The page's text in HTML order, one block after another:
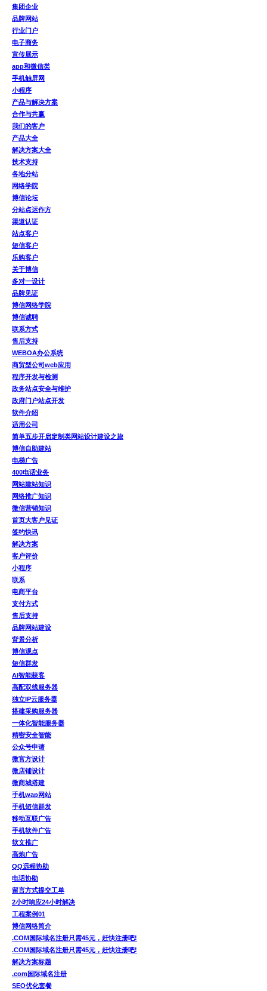
集团企业
品牌网站
行业门户
电子商务
宣传展示
app和微信类
手机触屏网
小程序
产品与解决方案
合作与共赢
我们的客户
产品大全
解决方案大全
技术支持
各地分站
网络学院
博信论坛
分站点运作方
渠道认证
站点客户
短信客户
乐购客户
关于博信
多对一设计
品牌见证
博信网络学院
博信诚聘
联系方式
售后支持
WEBOA办公系统
商贸型公司web应用
程序开发与检测
政务站点安全与维护
政府门户站点开发
软件介绍
适用公司
简单五步开启定制类网站设计建设之旅
博信自助建站
电梯广告
400电话业务
网站建站知识
网络推广知识
微信营销知识
首页大客户见证
签约快讯
解决方案
客户评价
小程序
联系
电商平台
支付方式
售后支持
品牌网站建设
背景分析
博信观点
短信群发
AI智能获客
高配双线服务器
独立IP云服务器
搭建采购服务器
一体化智能服务器
精密安全智能
公众号申请
微官方设计
微店铺设计
微商城搭建
手机wap网站
手机短信群发
移动互联广告
手机软件广告
软文推广
高炮广告
QQ远程协助
电话协助
留言方式提交工单
2小时响应24小时解决
工程案例01
博信网络简介
.COM国际域名注册只需45元，赶快注册吧!
.COM国际域名注册只需45元，赶快注册吧!
解决方案标题
.com国际域名注册
SEO优化套餐